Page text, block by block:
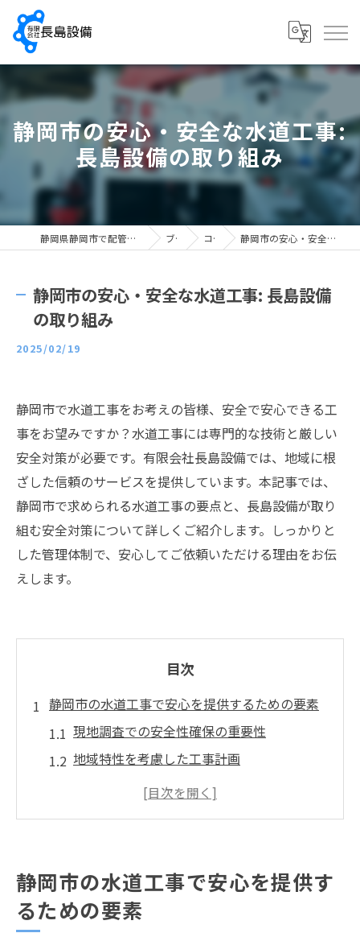
静岡市の安心・安全な水道工事:
長島設備の取り組み
静岡県静岡市で配管工の求人なら有限会社長島設備 ブログ コラム 静岡市の安心・安全な水道工事: 長島設備の取り組み
静岡市の安心・安全な水道工事: 長島設備
の取り組み
2025/02/19
静岡市で水道工事をお考えの皆様、安全で安心できる工
事をお望みですか？水道工事には専門的な技術と厳しい
安全対策が必要です。有限会社長島設備では、地域に根
ざした信頼のサービスを提供しています。本記事では、
静岡市で求められる水道工事の要点と、長島設備が取り
組む安全対策について詳しくご紹介します。しっかりと
した管理体制で、安心してご依頼いただける理由をお伝
えします。
目次
静岡市の水道工事で安心を提供するための要素
現地調査での安全性確保の重要性
地域特性を考慮した工事計画
最新技術を活用した施工方法
水質保全における環境への配慮
水道工事における長島設備の安全対策の全貌
リスクアセスメントの徹底
静岡市の水道工事で安心を提供す
るための要素